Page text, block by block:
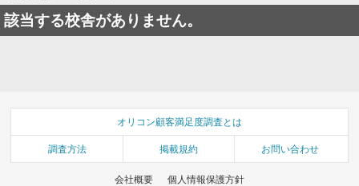
該当する校舎がありません。
オリコン顧客満足度調査とは
調査方法 掲載規約 お問い合わせ
会社概要 個人情報保護方針